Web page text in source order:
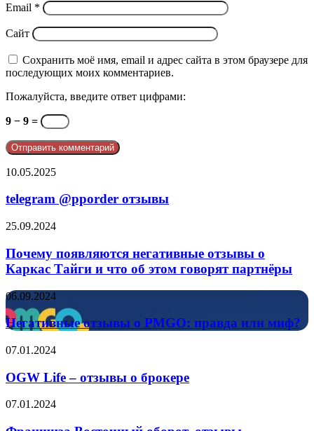
Email *
Сайт
Сохранить моё имя, email и адрес сайта в этом браузере для
последующих моих комментариев.
Пожалуйста, введите ответ цифрами:
9 − 9 =
telegram
отзывы
10.05.2025
telegram @pporder отзывы
Почему
негативные
отзывы
о
Каркас
Тайги
и
что
этом
партнёры
25.09.2024
Почему появляются негативные отзывы о
Каркас Тайги и что об этом говорят партнёры
Негативные
отзывы
о
PMGO:
правда
миф?
06.09.2024
Негативные отзывы о PMGO: правда или миф?
OGW
–
отзывы
о
07.01.2024
OGW Life – отзывы о брокере
Франшиза
07.01.2024